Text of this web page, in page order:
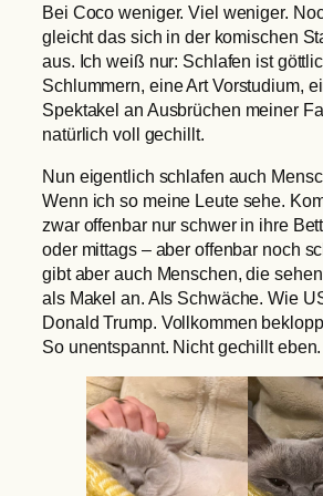
Bei Coco weniger. Viel weniger.
gleicht das sich in der komischen
aus. Ich weiß nur: Schlafen ist
Schlummern, eine Art Vorstudium,
Spektakel an Ausbrüchen meiner
natürlich voll gechillt.
Nun eigentlich schlafen auch
Wenn ich so meine Leute sehe.
zwar offenbar nur schwer in ihre
oder mittags – aber offenbar noch
gibt aber auch Menschen, die
als Makel an. Als Schwäche. Wie
Donald Trump. Vollkommen
So unentspannt. Nicht gechillt eben.